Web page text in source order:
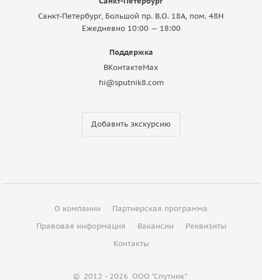
Санкт-Петербург, Большой пр. В.О. 18A, пом. 48Н
Ежедневно 10:00 — 18:00
Поддержка
ВКонтактеMax
hi@sputnik8.com
Добавить экскурсию
О компании
Партнерская программа
Правовая информация
Вакансии
Реквизиты
Контакты
© 2012 - 2026 ООО "Спутник"